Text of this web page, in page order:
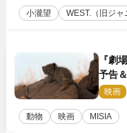
小瀧望 WEST.（旧ジャ
『劇
予告
の赤
映画
動物 映画 MISIA